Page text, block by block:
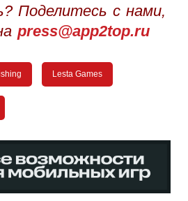
Поделитесь с нами,
press@app2top.ru
Lesta Games